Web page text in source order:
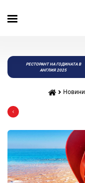
РЕСТОРАНТ НА ГОДИНАТА В
АНГЛИЯ 2025
Новини